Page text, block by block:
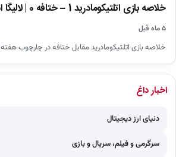
خلاصه بازی اتلتیکومادرید 1 – ختافه 0 | لالیگا اسپانیا
۵ ماه قبل
خلاصه بازی اتلتیکومادرید مقابل ختافه در چارچوب هفته 28 لالیگا فصل 26-2025
اخبار داغ
دنیای ارز دیجیتال
سرگرمی و فیلم، سریال و بازی